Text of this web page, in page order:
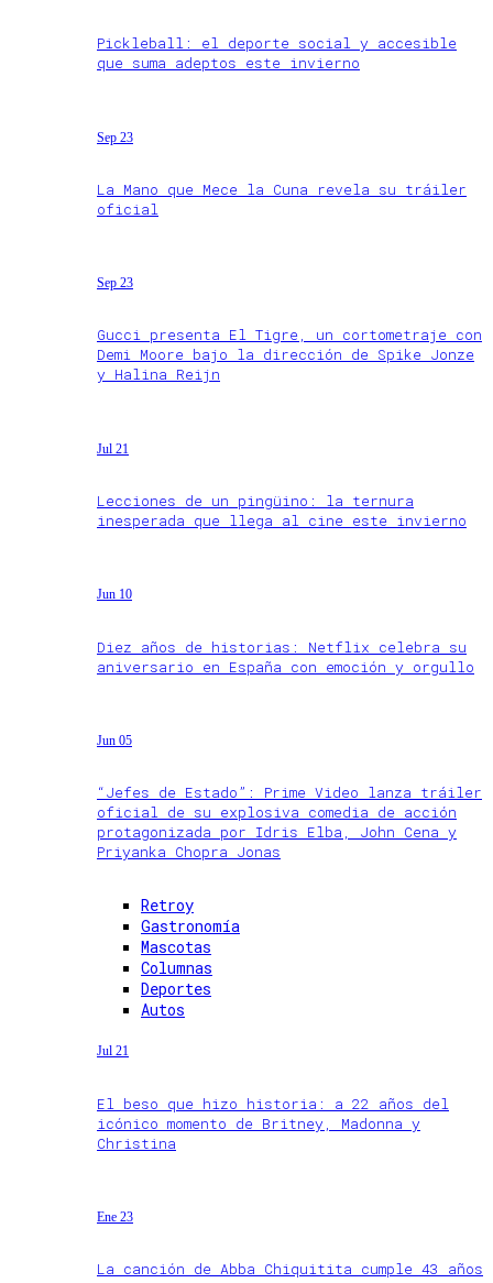
Pickleball: el deporte social y accesible
que suma adeptos este invierno
Sep 23
La Mano que Mece la Cuna revela su tráiler
oficial
Sep 23
Gucci presenta El Tigre, un cortometraje con
Demi Moore bajo la dirección de Spike Jonze
y Halina Reijn
Jul 21
Lecciones de un pingüino: la ternura
inesperada que llega al cine este invierno
Jun 10
Diez años de historias: Netflix celebra su
aniversario en España con emoción y orgullo
Jun 05
“Jefes de Estado”: Prime Video lanza tráiler
oficial de su explosiva comedia de acción
protagonizada por Idris Elba, John Cena y
Priyanka Chopra Jonas
Retroy
Gastronomía
Mascotas
Columnas
Deportes
Autos
Jul 21
El beso que hizo historia: a 22 años del
icónico momento de Britney, Madonna y
Christina
Ene 23
La canción de Abba Chiquitita cumple 43 años